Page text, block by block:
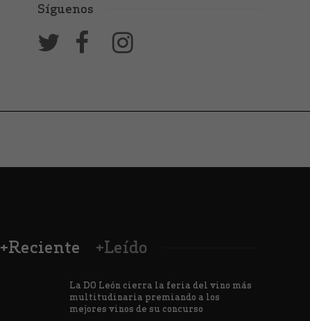
Síguenos
+Reciente +Leído
La DO León cierra la feria del vino más
multitudinaria premiando a los
mejores vinos de su concurso